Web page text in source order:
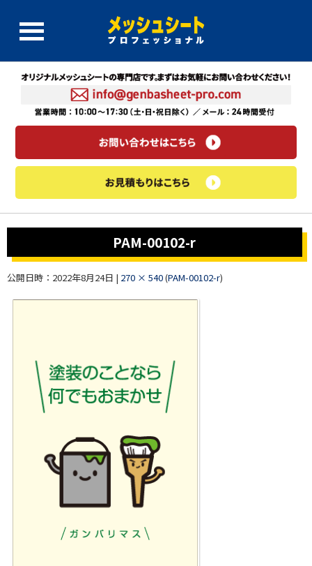
PAM-00102-r
公開日時： 2022年8月24日 | 270 × 540(PAM-00102-r)